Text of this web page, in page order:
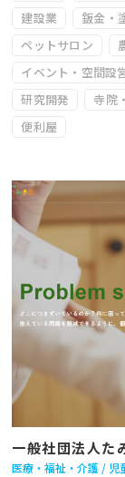
建設業
鈑金・
ペットサロン
イベント・空間設
研究開発
寺院
便利屋
一般社団法人た
医療・福祉・介護 児